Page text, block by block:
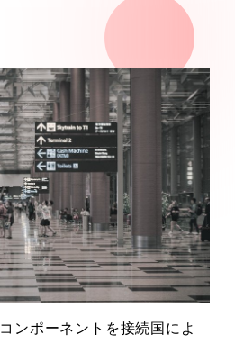
ンポーネントを接続国によ